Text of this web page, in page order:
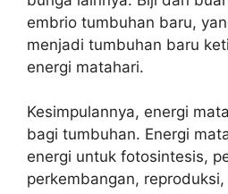
embrio tumbuhan baru,
menjadi tumbuhan baru
energi matahari.
Kesimpulannya, energi
bagi tumbuhan. Energi
energi untuk fotosintesis,
perkembangan,